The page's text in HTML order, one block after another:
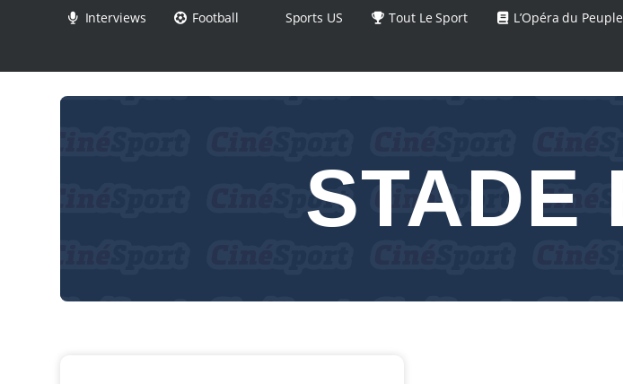
Interviews Football Sports US Tout Le Sport L’Opéra du Peuple
STADE